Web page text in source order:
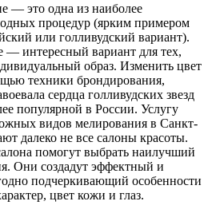
— это одна из наиболее
процедур (ярким примером
или голливудский вариант).
— интересный вариант для тех,
образ. Изменить цвет
техники брондирования,
сердца голливудских звезд
популярной в России. Услугу
видов мелирования в Санкт-
далеко не все салоны красоты.
помогут выбрать наилучший
Они создадут эффектный и
подчеркивающий особенности
цвет кожи и глаз.